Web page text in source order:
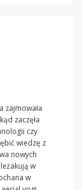
zajmowała
zaczęła
czy
wiedzę z
nowych
w
w